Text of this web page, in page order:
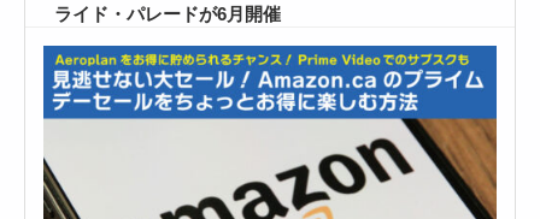
ライド・パレードが6月開催